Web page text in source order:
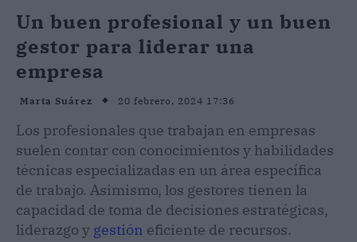
Un buen profesional y un buen
gestor para liderar una
empresa
Marta Suárez 20 febrero, 2024 17:36
Los profesionales que trabajan en empresas
suelen contar con conocimientos y habilidades
técnicas especializadas en un área específica
de trabajo. Asimismo, los gestores tienen la
capacidad de toma de decisiones estratégicas,
liderazgo y gestión eficiente de recursos.